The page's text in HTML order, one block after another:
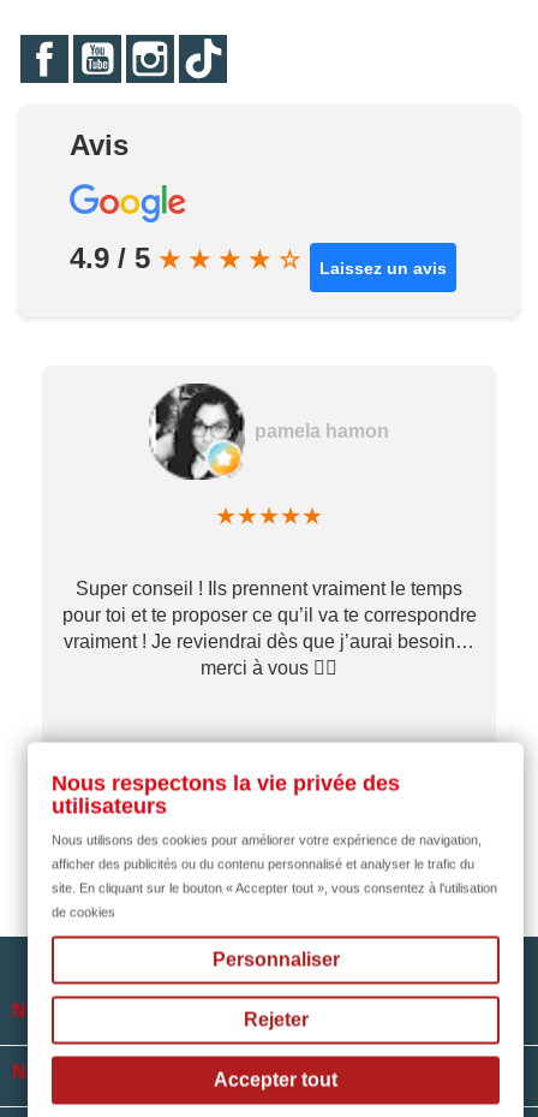
FacebookYouTubeInstagram
Avis
4.9 / 5 ★ ★ ★ ★ ☆ Laissez un avis
pamela hamon
★★★★★
Super conseil ! Ils prennent vraiment le temps
pour toi et te proposer ce qu’il va te correspondre
vraiment ! Je reviendrai dès que j’aurai besoin…
merci à vous ✌🏼
NOTRE SOCIÉTÉ
NOS HORAIRES
Nous respectons la vie privée des
utilisateurs
Nous utilisons des cookies pour améliorer votre expérience de navigation,
afficher des publicités ou du contenu personnalisé et analyser le trafic du
site. En cliquant sur le bouton « Accepter tout », vous consentez à l'utilisation
de cookies
Personnaliser
Rejeter
Accepter tout